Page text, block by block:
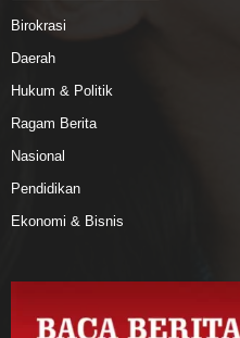
Birokrasi
Daerah
Hukum & Politik
Ragam Berita
Nasional
Pendidikan
Ekonomi & Bisnis